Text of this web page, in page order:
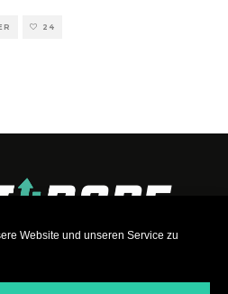
Website und unseren Service zu
24